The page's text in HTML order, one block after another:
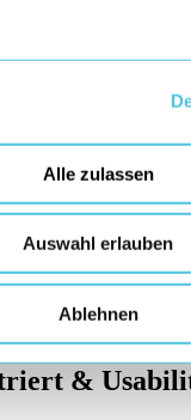
Alle zulassen
Auswahl erlauben
Ablehnen
zu
hinaus wurde ein
bzw. dunkle
vor allem bei sehr stark
&